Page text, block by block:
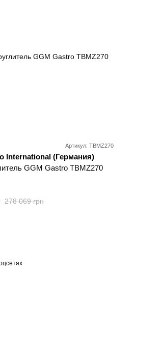
Артикул: TBMZ270
International (Германия)
GGM Gastro TBMZ270
278 069 грн